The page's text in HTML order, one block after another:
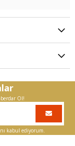
Ol!
kabul ediyorum.